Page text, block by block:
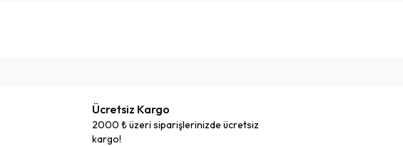
Ücretsiz Kargo
2000 ₺ üzeri siparişlerinizde ücretsiz
kargo!